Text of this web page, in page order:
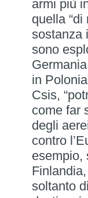
armi più
quella
sostanza
sono
in
Csis,
come far
degli
contro
esempio,
soltanto